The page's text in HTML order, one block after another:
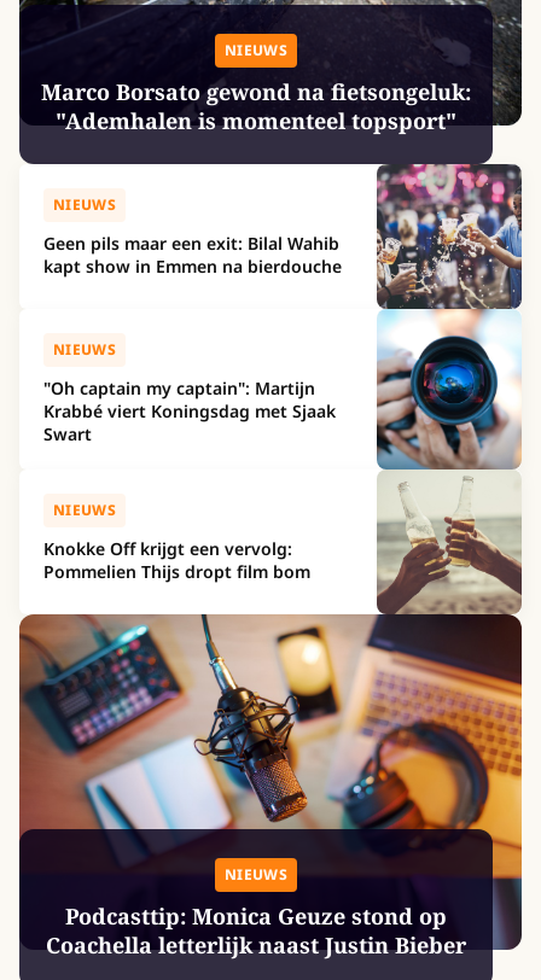
NIEUWS
Marco Borsato gewond na fietsongeluk:
"Ademhalen is momenteel topsport"
NIEUWS
Geen pils maar een exit: Bilal Wahib
kapt show in Emmen na bierdouche
NIEUWS
"Oh captain my captain": Martijn
Krabbé viert Koningsdag met Sjaak
Swart
NIEUWS
Knokke Off krijgt een vervolg:
Pommelien Thijs dropt film bom
NIEUWS
Podcasttip: Monica Geuze stond op
Coachella letterlijk naast Justin Bieber